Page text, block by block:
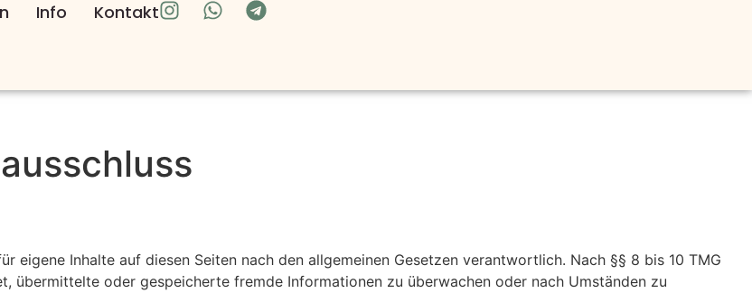
Info Kontakt
eigene Inhalte auf diesen Seiten nach den allgemeinen Gesetzen verantwortlich. Nach §§ 8 bis 10 TMG
übermittelte oder gespeicherte fremde Informationen zu überwachen oder nach Umständen zu